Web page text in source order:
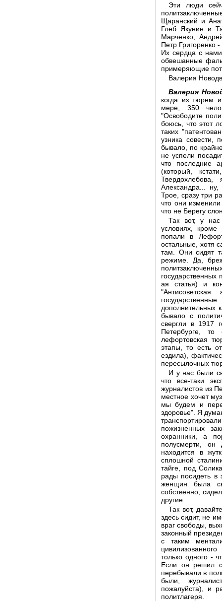
Эти люди
Щаранский и
Глеб Якунин и
Марченко,
Петр Григоренко
Их сердца с
обвешанные
примеряющие
Валерия
Валерия
когда из тюрем
мере, 350
"Освободите
боюсь, что этот
таких
узника совести,
бывало, по
не успели
что последние
(который,
Александра...
Трое, сразу три
что они
что не Берегу
Так вот, у нас
условиях,
попали в
остальные, хотя
там. Они сидят
режиме. Да,
государственных
ая статья) и
дополнительных
бывало с
свергли в 1917
Петербурге,
лефортовская
этапы, то есть
ездила),
пересылочных
И у нас были
что все-таки
журналистов из
местное хочет
мы будем и
здоровье". Я
пожизненных
охранники, а
полусмерти, он
находится в
сплошной
тайге, под
рады посидеть в
женщин была
собственно,
другие.
Так вот,
здесь сидит, не
враг свободы,
законный
с таким
только одного -
Если он решил
перебывали в
были,
пожалуйста), и
политлагеря.